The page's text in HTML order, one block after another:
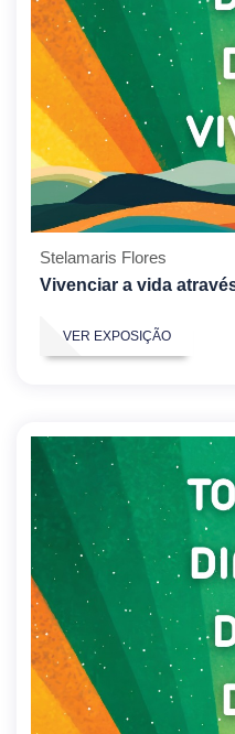
Stelamaris Flores
Vivenciar a vida
VER EXPOSIÇÃO